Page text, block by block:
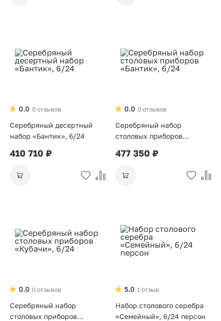
0 отзывов
0.0
Серебряный десертный
набор «Бантик», 6/24
410 710 ₽
0 отзывов
0.0
Серебряный набор
столовых приборов
477 350 ₽
0 отзывов
0.0
Серебряный набор
столовых приборов
1 отзыв
5.0
Набор столового серебра
«Семейный», 6/24 персон